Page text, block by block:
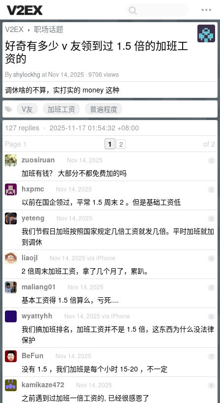
V2EX › 职场话题
好奇有多少 v 友领到过 1.5 倍的加班工
资的
Byshylockhg at Nov 14, 2025 · 9706 views
调休啥的不算，实打实的 money 这种
V友
加班工资
普遍程度
127 replies • 2025-11-17 01:54:32 +08:00
Page 1
of 2
1 2
1
zuosiruan Nov 14, 2025
加班有钱？ 大部分不都免费加的吗
2
hxpmc Nov 14, 2025
以前在国企领过，平常 1.5 周末 2 。但是基础工资低
3
yeteng Nov 14, 2025
我们节假日加班按照国家规定几倍工资就发几倍。平时加班就加
到调休
4
liaojl Nov 14, 2025 via iPhone
2 倍周末加班工资，拿了几个月了，累趴。
5
maliang01 Nov 14, 2025
基本工资得 1.5 倍算么，亏死....
6
wyattyhh Nov 14, 2025 via iPhone
我们搞加班排名，加班工资并不是 1.5 倍，这东西为什么没法律
保护
7
BeFun Nov 14, 2025
没有 1.5 ，我们加班是每个小时 15-20 ，不一定
8
kamikaze472 Nov 14, 2025
之前遇到过加班一倍工资的, 已经很感恩了